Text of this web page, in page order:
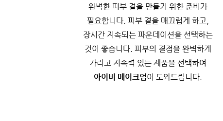
완벽한 피부 결을 만들기 위한 준비가
필요합니다. 피부 결을 매끄럽게 하고,
장시간 지속되는 파운데이션을 선택하는
것이 좋습니다. 피부의 결점을 완벽하게
가리고 지속력 있는 제품을 선택하여
아이비 메이크업이 도와드립니다.